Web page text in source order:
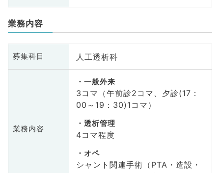
業務内容
募集科目 人工透析科
業務内容
一般外来
3コマ（午前診2コマ、夕診(17：
00～19：30)1コマ）
透析管理
4コマ程度
オペ
シャント関連手術（PTA・造設・